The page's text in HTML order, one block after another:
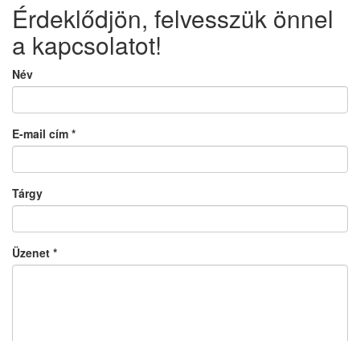
Érdeklődjön, felvesszük önnel
a kapcsolatot!
Név
E-mail cím *
Tárgy
Üzenet *